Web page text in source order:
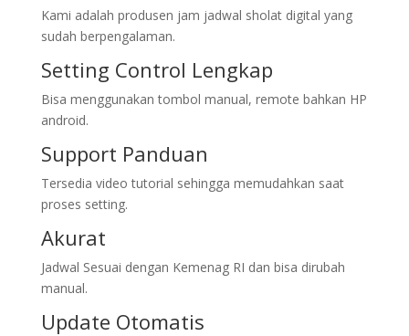
Kami adalah produsen jam jadwal sholat digital yang
sudah berpengalaman.
Setting Control Lengkap
Bisa menggunakan tombol manual, remote bahkan HP
android.
Support Panduan
Tersedia video tutorial sehingga memudahkan saat
proses setting.
Akurat
Jadwal Sesuai dengan Kemenag RI dan bisa dirubah
manual.
Update Otomatis